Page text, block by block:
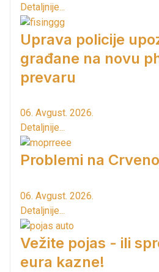
Detaljnije...
Uprava policije
građane na novu
prevaru
06. Avgust. 2026.
Detaljnije...
Problemi na
06. Avgust. 2026.
Detaljnije...
Vežite pojas - ili
eura kazne!